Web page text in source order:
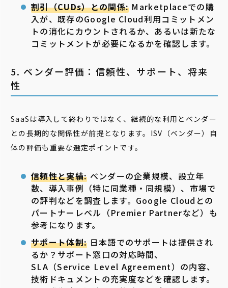
割引（CUDs）との関係: Marketplaceでの購
入が、既存のGoogle Cloud利用コミットメン
トの消化にカウントされるか、あるいは新たな
コミットメントが必要になるかを確認します。
5. ベンダー評価：信頼性、サポート、将来
性
SaaSは導入して終わりではなく、継続的な利用とベンダー
との長期的な関係性が前提となります。ISV（ベンダー）自
体の評価も重要な選定ポイントです。
信頼性と実績: ベンダーの企業規模、設立年
数、導入事例（特に同業種・同規模）、市場で
の評判などを調査します。Google Cloudとの
パートナーレベル（Premier Partnerなど）も
参考になります。
サポート体制: 日本語でのサポートは提供され
るか？サポート窓口の対応時間、
SLA（Service Level Agreement）の内容、
技術ドキュメントの充実度などを確認します。